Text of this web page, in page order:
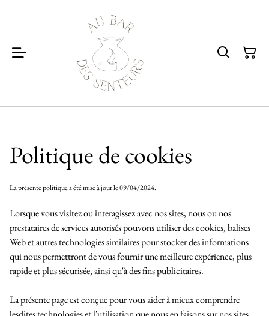
Politique de cookies
La présente politique a été mise à jour le 09/04/2024.
Lorsque vous visitez ou interagissez avec nos sites, nous ou nos
prestataires de services autorisés pouvons utiliser des cookies, balises
Web et autres technologies similaires pour stocker des informations
qui nous permettront de vous fournir une meilleure expérience, plus
rapide et plus sécurisée, ainsi qu'à des fins publicitaires.
La présente page est conçue pour vous aider à mieux comprendre